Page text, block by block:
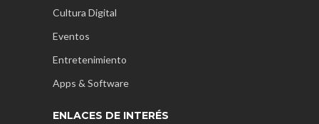
Cultura Digital
Eventos
Entretenimiento
Apps & Software
ENLACES DE INTERÉS